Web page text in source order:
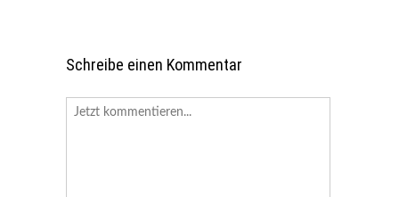
Schreibe einen Kommentar